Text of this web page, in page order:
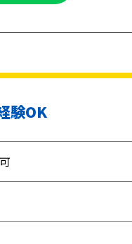
験OK